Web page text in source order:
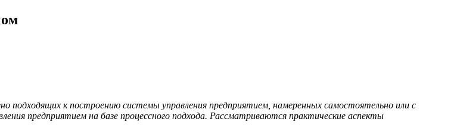
подходящих к построению системы управления предприятием, намеренных самостоятельно или с
предприятием на базе процессного подхода. Рассматриваются практические аспекты